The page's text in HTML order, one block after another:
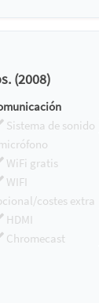
(2008)
Sistema de sonido
WiFi gratis
WIFI
costes extra
HDMI
Chromecast